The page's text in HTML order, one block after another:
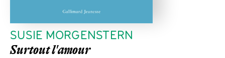
SUSIE MORGENSTERN
Surtout l'amour